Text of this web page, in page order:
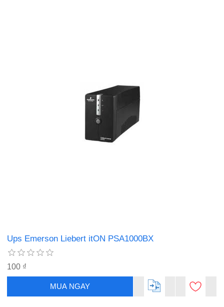
Ups Emerson Liebert itON PSA1000BX
100 ₫
MUA NGAY